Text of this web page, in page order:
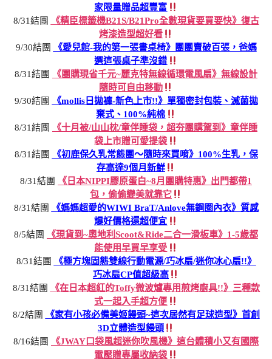
家限量贈品超豐富
8/31結團
《精臣標籤機B21S/B21Pro全數現貨要買要快》復古
烤漆造型超好看
9/30結團
《愛兒館-我的第一張書桌椅》團團賣破百張，爸媽
選這張桌子準沒錯
8/31結團
《團購現省千元~麗克特無線循環電風扇》無線設計
隨時可自由移動
9/30結團
《mollis日拋褲-新色上市!!》單獨密封包裝、滅菌拋
棄式、100%純棉
8/31結團
《十月被/山山枕/童伴睡袋，超夯團購駕到》童伴睡
袋上市贈可愛提袋
8/31結團
《初鹿保久乳常態團～隨時來買唷》100%生乳，保
存高達9個月新鮮
8/31結團
《日本NIPPI膠原蛋白~8月團購特惠》出門都帶1
包，偷偷變美就靠它
8/31結團
《媽媽超愛的WIWI BraT/Anlove無鋼圈內衣》質感
爆好價格還超便宜
8/5結團
《現貨到~奧地利Scoot&Ride二合一滑板車》1-5歲都
能使用早買早享受
8/31結團
《極方塊固態雙線行動電源/巧冰扇/迷你冰心扇!!》
巧冰扇CP值超級高
8/31結團
《在日本超紅的Toffy微波爐專用煎烤廚具!!》三種款
式一起入手超方便
8/2結團
《家有小孩必備美姬饅頭~這次居然有足球造型》首創
3D立體造型饅頭
8/16結團
《JWAY口袋風超迷你吹風機》這台體積小又有國際
電壓贈專屬收納袋